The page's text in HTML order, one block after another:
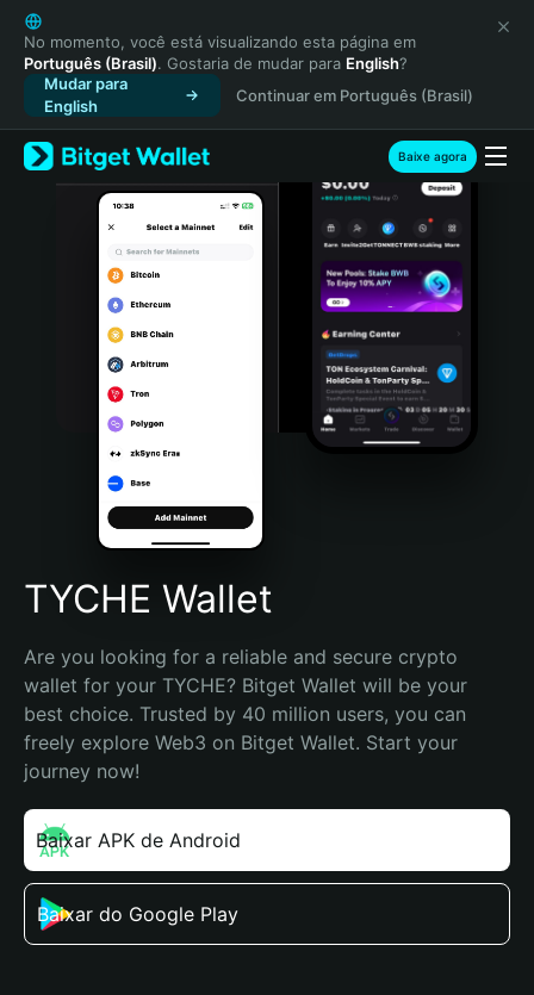
English
日本語
Tiếng Việt
Русский
Español (Latinoamérica)
Türkçe
Italiano
Português (Portugal)
Bahasa Indonesia
Português (Brasil)
Español (Argentina)
No momento, você está visualizando esta página em
Português (Brasil). Gostaria de mudar para English?
Mudar para
English
Continuar em Português (Brasil)
Baixe agora
TYCHE Wallet
Are you looking for a reliable and secure crypto
wallet for your TYCHE? Bitget Wallet will be your
best choice. Trusted by 40 million users, you can
freely explore Web3 on Bitget Wallet. Start your
journey now!
Baixar APK de Android
Baixar do Google Play